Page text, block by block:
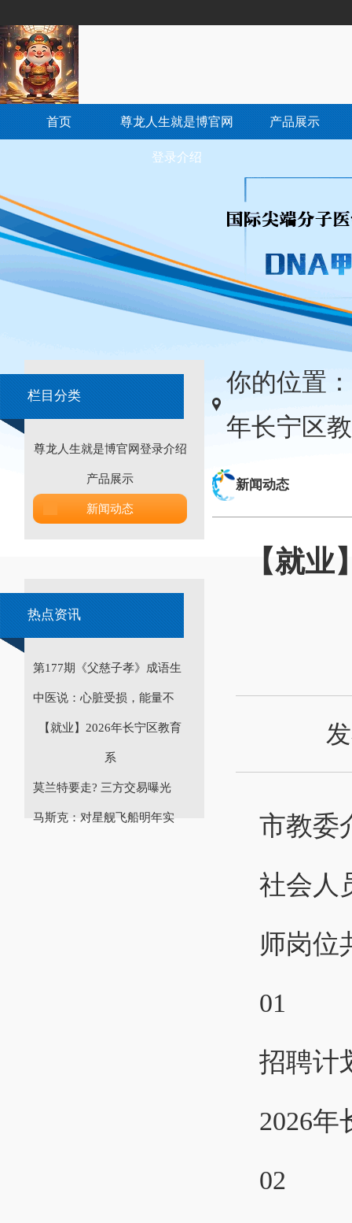
首页 尊龙人生就是博官网
登录介绍
产品展示
栏目分类
尊龙人生就是博官网登录介绍
产品展示
新闻动态
热点资讯
第177期《父慈子孝》成语生
中医说：心脏受损，能量不
【就业】2026年长宁区教育
系
莫兰特要走? 三方交易曝光
马斯克：对星舰飞船明年实
你的位置：
年长宁区
新闻动态
【就
市教委
社会人
师岗位
01
招聘计
2026年
02